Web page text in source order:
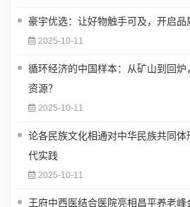
豪宇优选：让好物触手可及，开启品
2025-10-11
循环经济的中国样本：从矿山到回
资源？
2025-10-11
论各民族文化相通对中华民族共同
代实践
2025-10-11
王府中西医结合医院亮相昌平养老